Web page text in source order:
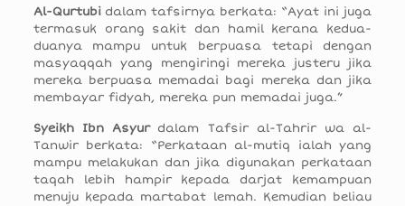
Al-Qurtubidalam tafsirnya berkata: “Ayat ini juga
termasuk orang sakit dan hamil kerana kedua-
duanya mampu untuk berpuasa tetapi dengan
masyaqqah yang mengiringi mereka justeru jika
mereka berpuasa memadai bagi mereka dan jika
membayar fidyah, mereka pun memadai juga.”
Syeikh Ibn Asyurdalam Tafsir al-Tahrir wa al-
Tanwir berkata: “Perkataan al-mutiq ialah yang
mampu melakukan dan jika digunakan perkataan
taqah lebih hampir kepada darjat kemampuan
menuju kepada martabat lemah. Kemudian beliau